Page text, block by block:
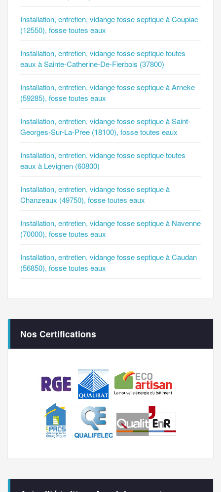
Installation, entretien, vidange fosse septique à Coupiac
(12550), fosse toutes eaux
Installation, entretien, vidange fosse septique toutes
eaux à Sainte-Catherine-De-Fierbois (37800)
Installation, entretien, vidange fosse septique à Arneke
(59285), fosse toutes eaux
Installation, entretien, vidange fosse septique à Saint-
Georges-Sur-La-Pree (18100), fosse toutes eaux
Installation, entretien, vidange fosse septique toutes
eaux à Levignen (60800)
Installation, entretien, vidange fosse septique à
Chanzeaux (49750), fosse toutes eaux
Installation, entretien, vidange fosse septique à Navenne
(70000), fosse toutes eaux
Installation, entretien, vidange fosse septique à Caudan
(56850), fosse toutes eaux
Nos Certifications